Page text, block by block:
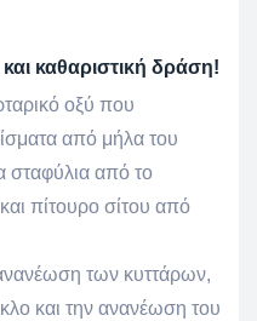
καθαριστική δράση!
οξύ που
από μήλα του
σταφύλια από το
πίτουρο σίτου από
των κυττάρων,
και την ανανέωση του